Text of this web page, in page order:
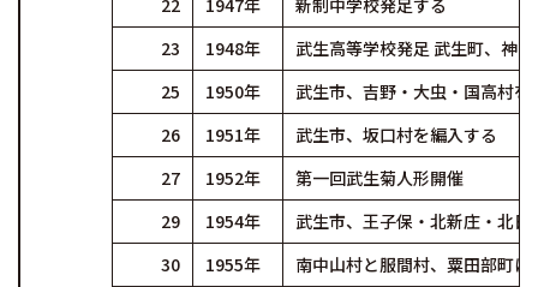
22
1947年
新制中学校発足する
23
1948年
武生高等学校発足 武生町、神
25
1950年
武生市、吉野・大虫・国高村を
26
1951年
武生市、坂口村を編入する
27
1952年
第一回武生菊人形開催
29
1954年
武生市、王子保・北新庄・北日
30
1955年
南中山村と服間村、粟田部町に